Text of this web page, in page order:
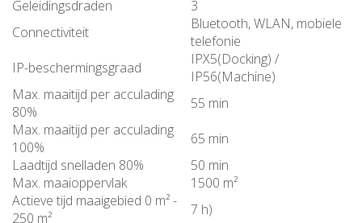
Geleidingsdraden
3
Connectiviteit
Bluetooth, WLAN, mobiele
telefonie
IP-beschermingsgraad
IPX5(Docking) /
IP56(Machine)
Max. maaitijd per acculading
80%
55 min
Max. maaitijd per acculading
100%
65 min
Laadtijd snelladen 80%
50 min
Max. maaioppervlak
1500 m²
Actieve tijd maaigebied 0 m² -
250 m²
7 h)